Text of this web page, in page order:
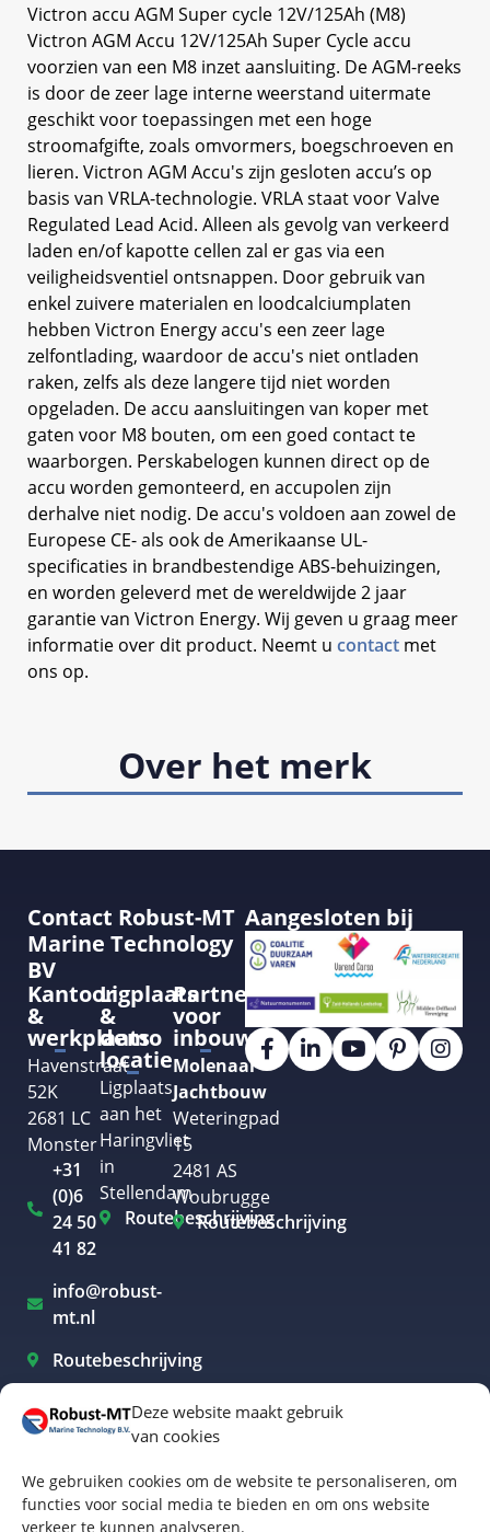
Deze website maakt gebruik
van cookies
We gebruiken cookies om de website te personaliseren, om
functies voor social media te bieden en om ons website
verkeer te kunnen analyseren.
Over het merk
Victron accu AGM Super cycle 12V/125Ah (M8)
Victron AGM Accu 12V/125Ah Super Cycle accu
voorzien van een M8 inzet aansluiting. De AGM-reeks
is door de zeer lage interne weerstand uitermate
geschikt voor toepassingen met een hoge
stroomafgifte, zoals omvormers, boegschroeven en
lieren. Victron AGM Accu's zijn gesloten accu’s op
basis van VRLA-technologie. VRLA staat voor Valve
Regulated Lead Acid. Alleen als gevolg van verkeerd
laden en/of kapotte cellen zal er gas via een
veiligheidsventiel ontsnappen. Door gebruik van
enkel zuivere materialen en loodcalciumplaten
hebben Victron Energy accu's een zeer lage
zelfontlading, waardoor de accu's niet ontladen
raken, zelfs als deze langere tijd niet worden
opgeladen. De accu aansluitingen van koper met
gaten voor M8 bouten, om een goed contact te
waarborgen. Perskabelogen kunnen direct op de
accu worden gemonteerd, en accupolen zijn
derhalve niet nodig. De accu's voldoen aan zowel de
Europese CE- als ook de Amerikaanse UL-
specificaties in brandbestendige ABS-behuizingen,
en worden geleverd met de wereldwijde 2 jaar
garantie van Victron Energy. Wij geven u graag meer
informatie over dit product. Neemt u contact met
ons op.
Contact Robust-MT
Marine Technology
BV
Kantoor
&
werkplaats
Havenstraat
52K
2681 LC
Monster
+31
(0)6
24 50
41 82
info@robust-
mt.nl
Routebeschrijving
Ligplaats
&
demo
locatie
Ligplaats
aan het
Haringvliet
in
Stellendam
Routebeschrijving
Partner
voor
inbouw
Molenaar
Jachtbouw
Weteringpad
15
2481 AS
Woubrugge
Routebeschrijving
Aangesloten bij
Elektrisch varen Westland
Elektrisch varen Rotterdam